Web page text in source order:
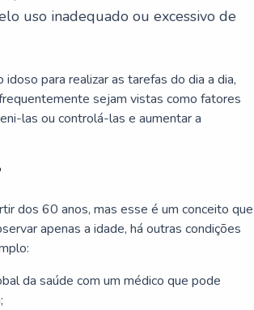
uso inadequado ou excessivo de
para realizar as tarefas do dia a dia,
sejam vistas como fatores
las ou controlá-las e aumentar a
dos 60 anos, mas esse é um conceito que
apenas a idade, há outras condições
da saúde com um médico que pode